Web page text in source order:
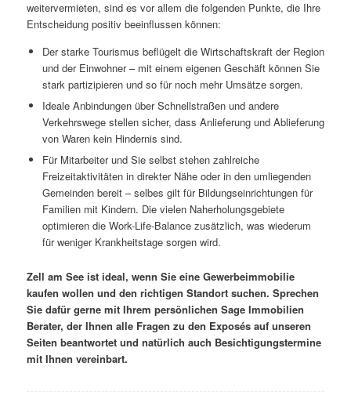
weitervermieten, sind es vor allem die folgenden Punkte, die Ihre
Entscheidung positiv beeinflussen können:
Der starke Tourismus beflügelt die Wirtschaftskraft der Region
und der Einwohner – mit einem eigenen Geschäft können Sie
stark partizipieren und so für noch mehr Umsätze sorgen.
Ideale Anbindungen über Schnellstraßen und andere
Verkehrswege stellen sicher, dass Anlieferung und Ablieferung
von Waren kein Hindernis sind.
Für Mitarbeiter und Sie selbst stehen zahlreiche
Freizeitaktivitäten in direkter Nähe oder in den umliegenden
Gemeinden bereit – selbes gilt für Bildungseinrichtungen für
Familien mit Kindern. Die vielen Naherholungsgebiete
optimieren die Work-Life-Balance zusätzlich, was wiederum
für weniger Krankheitstage sorgen wird.
Zell am See ist ideal, wenn Sie eine Gewerbeimmobilie
kaufen wollen und den richtigen Standort suchen. Sprechen
Sie dafür gerne mit Ihrem persönlichen Sage Immobilien
Berater, der Ihnen alle Fragen zu den Exposés auf unseren
Seiten beantwortet und natürlich auch Besichtigungstermine
mit Ihnen vereinbart.